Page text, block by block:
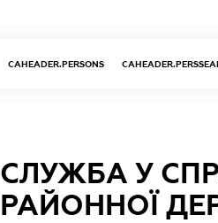
CAHEADER.PERSONS
СЛУЖБА У
РАЙОННОЇ